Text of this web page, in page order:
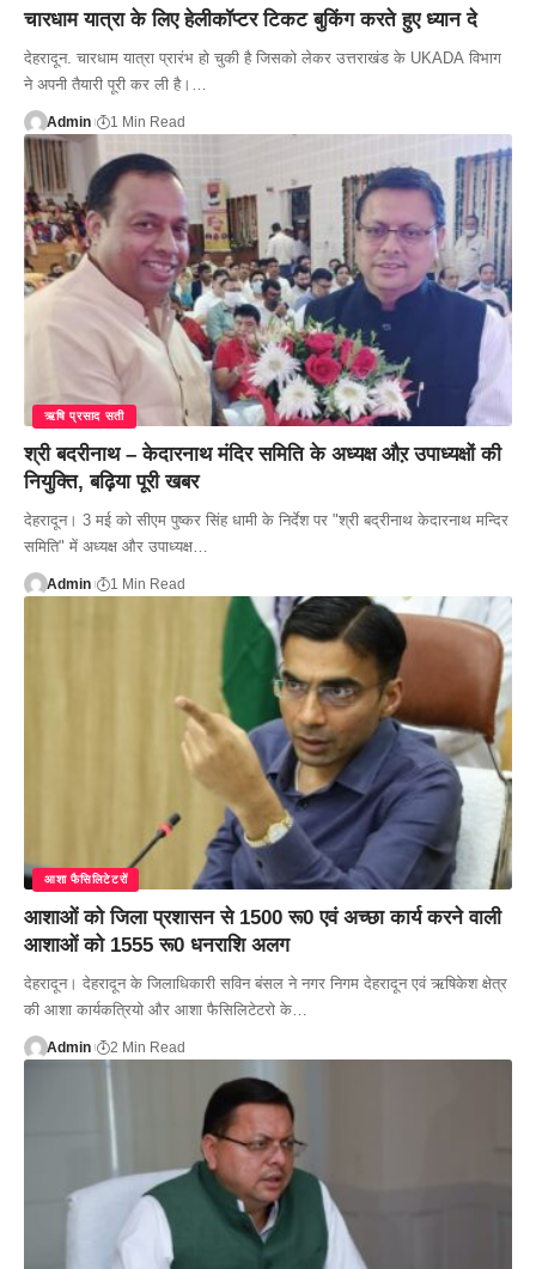
चारधाम यात्रा के लिए हेलीकॉप्टर टिकट बुकिंग करते हुए ध्यान दे
देहरादून. चारधाम यात्रा प्रारंभ हो चुकी है जिसको लेकर उत्तराखंड के UKADA विभाग
ने अपनी तैयारी पूरी कर ली है।…
Admin 1 Min Read
ऋषि प्रसाद सती
श्री बदरीनाथ – केदारनाथ मंदिर समिति के अध्यक्ष औऱ उपाध्यक्षों की
नियुक्ति, बढ़िया पूरी खबर
देहरादून। 3 मई को सीएम पुष्कर सिंह धामी के निर्देश पर "श्री बद्रीनाथ केदारनाथ मन्दिर
समिति" में अध्यक्ष और उपाध्यक्ष…
Admin 1 Min Read
आशा फैसिलिटेटरों
आशाओं को जिला प्रशासन से 1500 रू0 एवं अच्छा कार्य करने वाली
आशाओं को 1555 रू0 धनराशि अलग
देहरादून। देहरादून के जिलाधिकारी सविन बंसल ने नगर निगम देहरादून एवं ऋषिकेश क्षेत्र
की आशा कार्यकत्रियो और आशा फैसिलिटेटरो के…
Admin 2 Min Read